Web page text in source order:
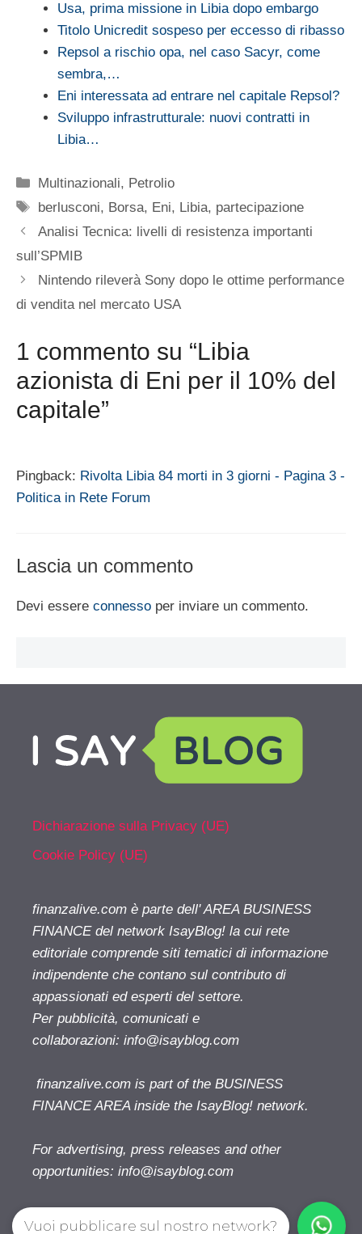
Usa, prima missione in Libia dopo embargo
Titolo Unicredit sospeso per eccesso di ribasso
Repsol a rischio opa, nel caso Sacyr, come
sembra,…
Eni interessata ad entrare nel capitale Repsol?
Sviluppo infrastrutturale: nuovi contratti in
Libia…
Categorie
Multinazionali, Petrolio
Tag
berlusconi, Borsa, Eni, Libia, partecipazione
Analisi Tecnica: livelli di resistenza importanti
sull’SPMIB
Nintendo rileverà Sony dopo le ottime performance
di vendita nel mercato USA
1 commento su “Libia
azionista di Eni per il 10% del
capitale”
Pingback: Rivolta Libia 84 morti in 3 giorni - Pagina 3 -
Politica in Rete Forum
Lascia un commento
Devi essere connesso per inviare un commento.
Dichiarazione sulla Privacy (UE)
Cookie Policy (UE)
finanzalive.com è parte dell' AREA BUSINESS
FINANCE del network IsayBlog! la cui rete
editoriale comprende siti tematici di informazione
indipendente che contano sul contributo di
appassionati ed esperti del settore.
Per pubblicità, comunicati e
collaborazioni: info@isayblog.com
finanzalive.com is part of the BUSINESS
FINANCE AREA inside the IsayBlog! network.
For advertising, press releases and other
opportunities: info@isayblog.com
Vuoi pubblicare sul nostro network?